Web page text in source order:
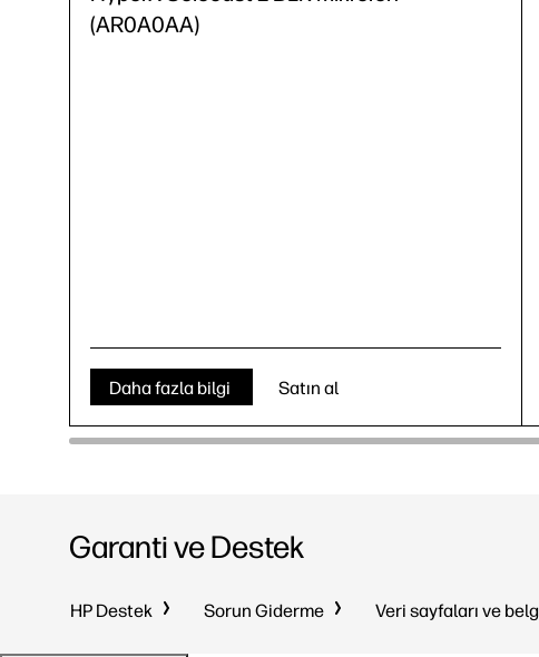
(AR0A0AA)
Daha fazla bilgi Satın al
Garanti ve Destek
HP Destek Sorun Giderme Veri sayfaları ve